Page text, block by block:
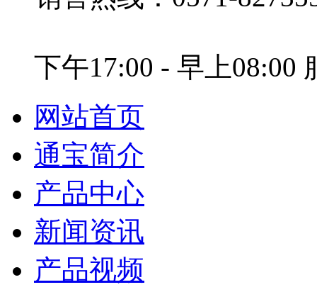
下午17:00 - 早上08:00
网站首页
通宝简介
产品中心
新闻资讯
产品视频